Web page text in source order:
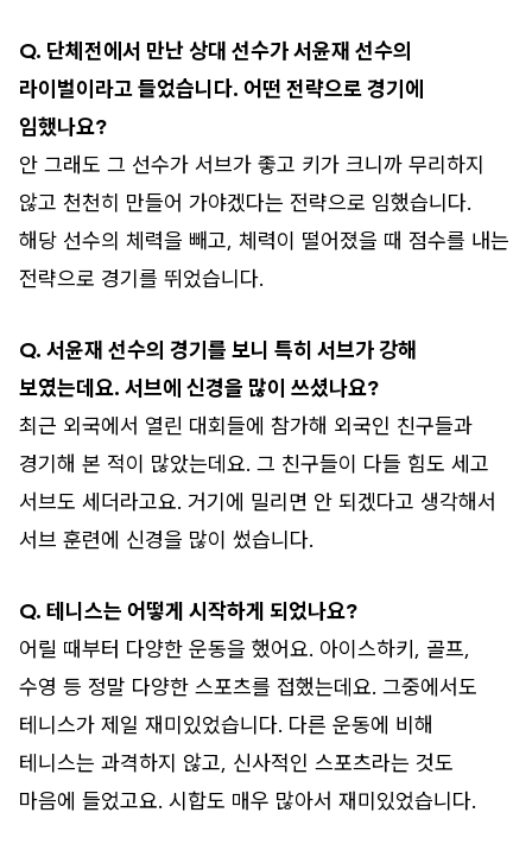
Q. 단체전에서 만난 상대 선수가 서윤재 선수의
라이벌이라고 들었습니다. 어떤 전략으로 경기에
임했나요?
안 그래도 그 선수가 서브가 좋고 키가 크니까 무리하지
않고 천천히 만들어 가야겠다는 전략으로 임했습니다.
해당 선수의 체력을 빼고, 체력이 떨어졌을 때 점수를 내는
전략으로 경기를 뛰었습니다.
Q. 서윤재 선수의 경기를 보니 특히 서브가 강해
보였는데요. 서브에 신경을 많이 쓰셨나요?
최근 외국에서 열린 대회들에 참가해 외국인 친구들과
경기해 본 적이 많았는데요. 그 친구들이 다들 힘도 세고
서브도 세더라고요. 거기에 밀리면 안 되겠다고 생각해서
서브 훈련에 신경을 많이 썼습니다.
Q. 테니스는 어떻게 시작하게 되었나요?
어릴 때부터 다양한 운동을 했어요. 아이스하키, 골프,
수영 등 정말 다양한 스포츠를 접했는데요. 그중에서도
테니스가 제일 재미있었습니다. 다른 운동에 비해
테니스는 과격하지 않고, 신사적인 스포츠라는 것도
마음에 들었고요. 시합도 매우 많아서 재미있었습니다.